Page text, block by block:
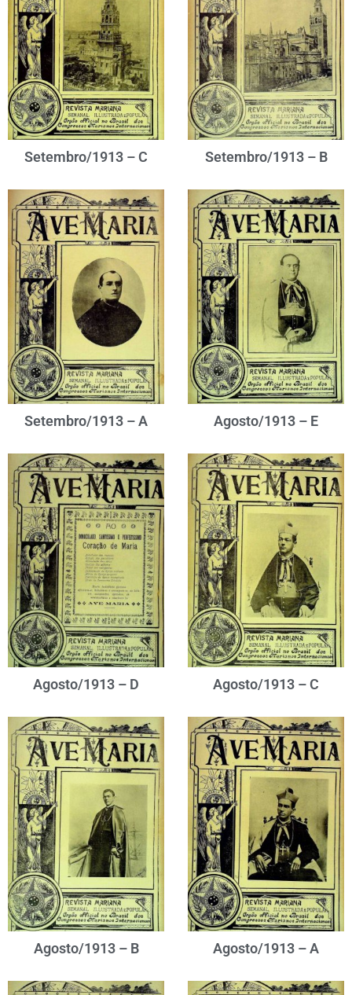
Setembro/1913 – C Setembro/1913 – B
Setembro/1913 – A Agosto/1913 – E
Agosto/1913 – D Agosto/1913 – C
Agosto/1913 – B Agosto/1913 – A